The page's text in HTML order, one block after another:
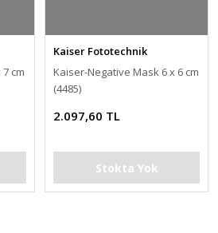
cm
Kaiser Fototechnik
Kaiser-Negative Mask 6 x 6 cm
(4485)
2.097,60 TL
Stokta Yok